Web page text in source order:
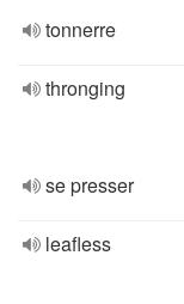
tonnerre
thronging
se presser
leafless